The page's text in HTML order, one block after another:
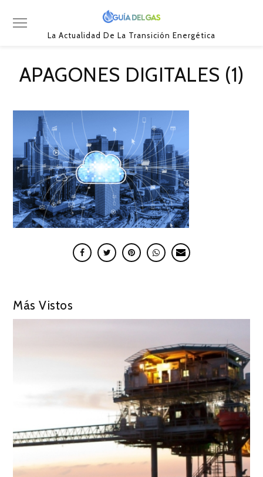
La Actualidad De La Transición Energética
APAGONES DIGITALES (1)
Más Vistos